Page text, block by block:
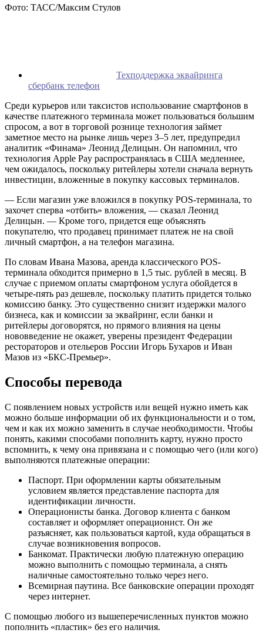
Фото: ТАСС/Максим Стулов
Техподдержка эквайринга
сбербанк телефон
Среди курьеров или таксистов использование смартфонов в
качестве платежного терминала может пользоваться большим
спросом, а вот в торговой рознице технология займет
заметное место на рынке лишь через 3–5 лет, предупредил
аналитик «Финама» Леонид Делицын. Он напомнил, что
технология Apple Pay распространялась в США медленнее,
чем ожидалось, поскольку ритейлеры хотели сначала вернуть
инвестиции, вложенные в покупку кассовых терминалов.
— Если магазин уже вложился в покупку POS-терминала, то
захочет сперва «отбить» вложения, — сказал Леонид
Делицын. — Кроме того, придется еще объяснять
покупателю, что продавец принимает платеж не на свой
личный смартфон, а на телефон магазина.
По словам Ивана Мазова, аренда классического POS-
терминала обходится примерно в 1,5 тыс. рублей в месяц. В
случае с приемом оплаты смартфоном услуга обойдется в
четыре-пять раз дешевле, поскольку платить придется только
комиссию банку. Это существенно снизит издержки малого
бизнеса, как и комиссии за эквайринг, если банки и
ритейлеры договорятся, но прямого влияния на цены
нововведение не окажет, уверены президент Федерации
рестораторов и отельеров России Игорь Бухаров и Иван
Мазов из «БКС-Премьер».
Способы перевода
С появлением новых устройств или вещей нужно иметь как
можно больше информации об их функциональности и о том,
чем и как их можно заменить в случае необходимости. Чтобы
понять, какими способами пополнить карту, нужно просто
вспомнить, к чему она привязана и с помощью чего (или кого)
выполняются платежные операции:
Паспорт. При оформлении карты обязательным
условием является представление паспорта для
идентификации личности.
Операционисты банка. Договор клиента с банком
составляет и оформляет операционист. Он же
разъясняет, как пользоваться картой, куда обращаться в
случае возникновения вопросов.
Банкомат. Практически любую платежную операцию
можно выполнить с помощью терминала, а снять
наличные самостоятельно только через него.
Всемирная паутина. Все банковские операции проходят
через интернет.
С помощью любого из вышеперечисленных пунктов можно
пополнить «пластик» без его наличия.